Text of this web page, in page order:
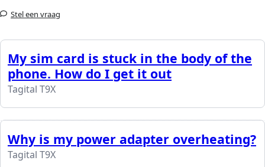
Stel een vraag
My sim card is stuck in the body of the
phone. How do I get it out
Tagital T9X
Why is my power adapter overheating?
Tagital T9X